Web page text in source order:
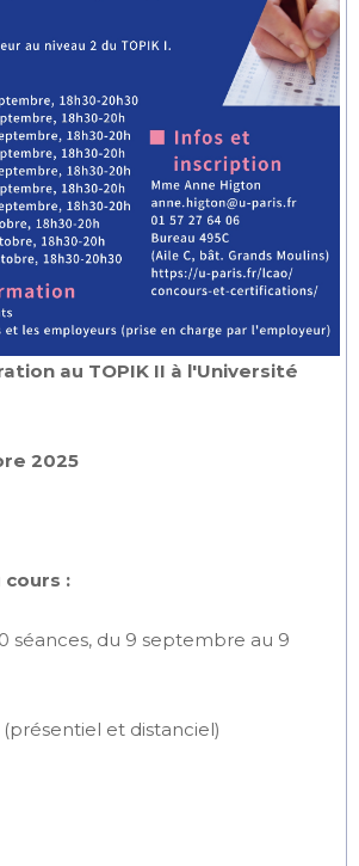
au TOPIK II à l'Université
2025
:
séances, du 9 septembre au 9
et distanciel)